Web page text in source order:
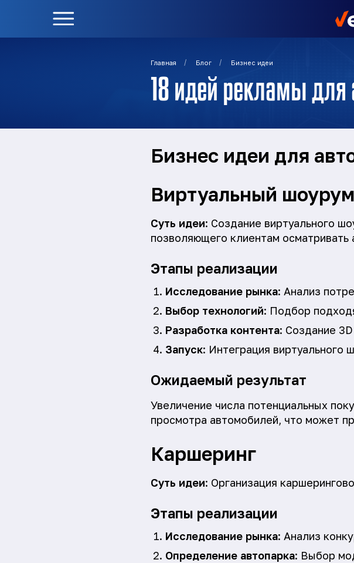
Главная / Блог / Бизнес идеи
18 идей рекламы для
Бизнес идеи для
Виртуальный шоурум
Суть идеи: Создание виртуального
позволяющего клиентам
Этапы реализации
Исследование рынка: Анализ
Выбор технологий: Подбор
Разработка контента: Создание
Запуск: Интеграция виртуального
Ожидаемый результат
Увеличение числа потенциальных
просмотра автомобилей, что может
Каршеринг
Суть идеи: Организация
Этапы реализации
Исследование рынка: Анализ
Определение автопарка: Выбор